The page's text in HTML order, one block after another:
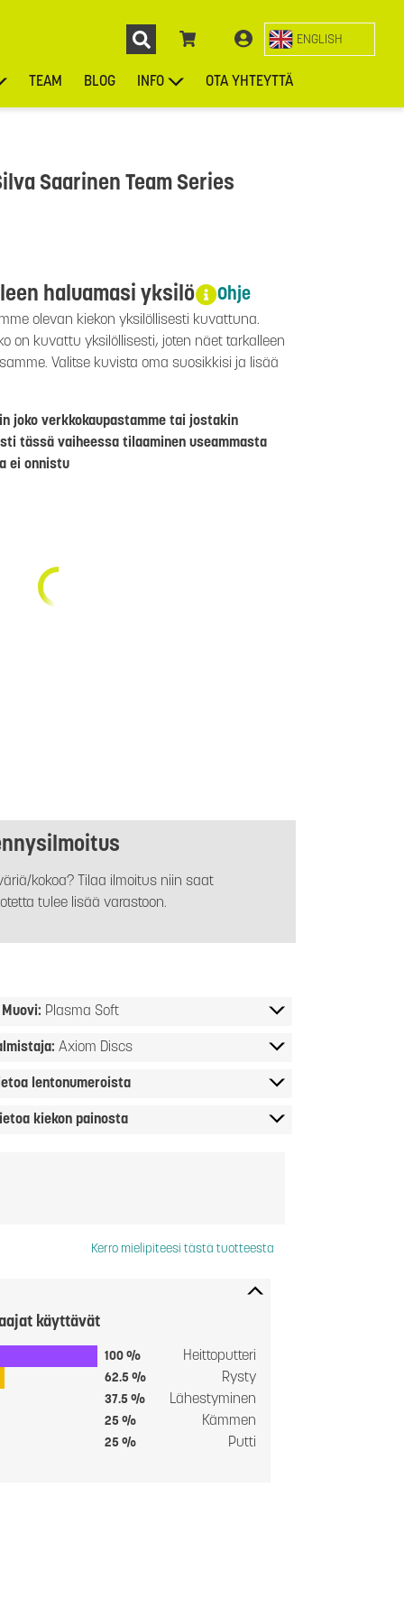
ENGLISH
TEAM BLOG INFO OTA YHTEYTTÄ
Saarinen Team Series
haluamasi yksilö Ohje
olevan kiekon yksilöllisesti kuvattuna.
on kuvattu yksilöllisesti, joten näet tarkalleen
Valitse kuvista oma suosikkisi ja lisää
joko verkkokaupastamme tai jostakin
tässä vaiheessa tilaaminen useammasta
ei onnistu
kokoa? Tilaa ilmoitus niin saat
tulee lisää varastoon.
Muovi: Plasma Soft
Axiom Discs
lentonumeroista
kiekon painosta
Kerro mielipiteesi tästä tuotteesta
käyttävät
100 % Heittoputteri
62.5 % Rysty
37.5 % Lähestyminen
25 % Kämmen
25 % Putti